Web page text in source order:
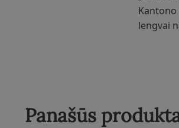
Kantono
lengvai
Panašūs